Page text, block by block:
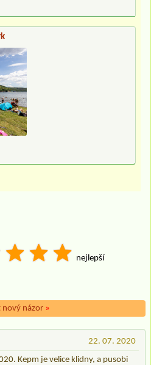
nejlepší
nový názor »
22. 07. 2020
Kepm je velice klidny, a pusobi